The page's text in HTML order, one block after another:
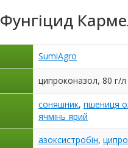
Фунгіцид
SumiAgro
ципроконазол, 80 г/
соняшник, пшениця
ячмінь ярий
азоксистробін,